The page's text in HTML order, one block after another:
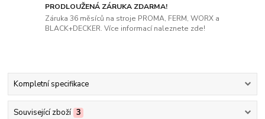
PRODLOUŽENÁ ZÁRUKA ZDARMA!
Záruka 36 měsíců na stroje PROMA, FERM, WORX a
BLACK+DECKER. Více informací naleznete zde!
Kompletní specifikace
Související zboží 3